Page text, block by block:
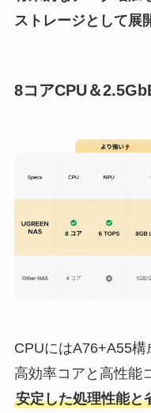
ストレージとして展
8コアCPU＆
CPUにはA76+A55構
高効率コアと高性能
安定した処理性能と